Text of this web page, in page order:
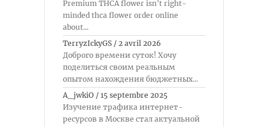
Premium THCA flower isn't right-
minded thca flower order online
about...
TerryzIckyGS / 2 avril 2026
Доброго времени суток! Хочу
поделиться своим реальным
опытом нахождения бюджетных...
A_jwkiO / 15 septembre 2025
Изучение трафика интернет-
ресурсов в Москве стал актуальной